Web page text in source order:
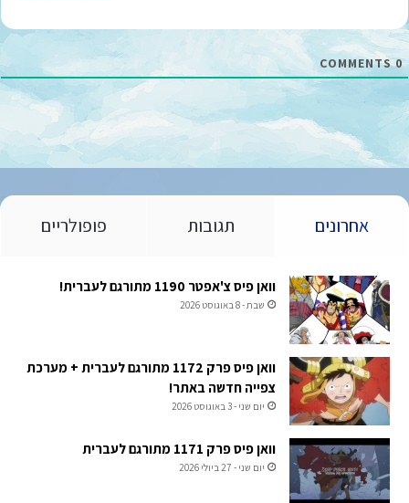
ל
0
COMMENTS
אחרונים תגובות פופולריים
וואן פיס צ'אפטר 1190 מתורגם לעברית!
שבת - 8 באוגוסט 2026
וואן פיס פרק 1172 מתורגם לעברית + מערכת
צפייה חדשה באתר!
יום שני - 3 באוגוסט 2026
וואן פיס פרק 1171 מתורגם לעברית
יום שני - 27 ביולי 2026